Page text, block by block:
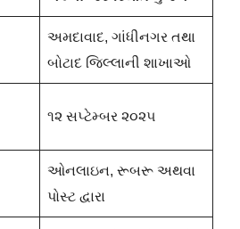
અમદાવાદ, ગાંધીનગર તથા
બોટાદ જિલ્લાની શાખાઓ
૧૨ સપ્ટેમ્બર ૨૦૨૫
ઓનલાઇન, રૂબરૂ અથવા
પોસ્ટ દ્વારા